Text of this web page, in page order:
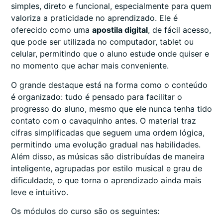
simples, direto e funcional, especialmente para quem
valoriza a praticidade no aprendizado. Ele é
oferecido como uma apostila digital, de fácil acesso,
que pode ser utilizada no computador, tablet ou
celular, permitindo que o aluno estude onde quiser e
no momento que achar mais conveniente.
O grande destaque está na forma como o conteúdo
é organizado: tudo é pensado para facilitar o
progresso do aluno, mesmo que ele nunca tenha tido
contato com o cavaquinho antes. O material traz
cifras simplificadas que seguem uma ordem lógica,
permitindo uma evolução gradual nas habilidades.
Além disso, as músicas são distribuídas de maneira
inteligente, agrupadas por estilo musical e grau de
dificuldade, o que torna o aprendizado ainda mais
leve e intuitivo.
Os módulos do curso são os seguintes: